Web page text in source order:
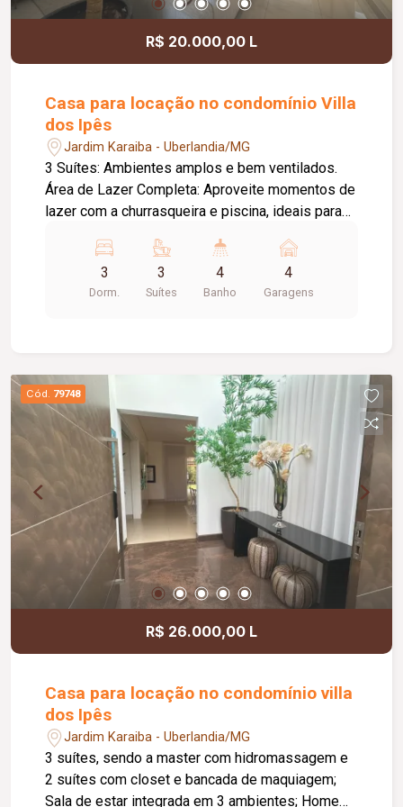
R$ 20.000,00 L
Casa para locação no condomínio Villa
dos Ipês
Jardim Karaiba - Uberlandia/MG
3 Suítes: Ambientes amplos e bem ventilados.
Área de Lazer Completa: Aproveite momentos de
lazer com a churrasqueira e piscina, ideais para
Cinema: Um espaço dedicado ao entretenimento,
perfeito para assistir a filmes com todo o
conforto. Sala de Estar em 2 Ambientes: Um
e espaço para preparo de suas refeições.
Lavanderia, Despensa, banheiro e Área de
Serviço: Práticas e bem localizadas, para facilitar
o seu dia a dia. Garagem: 4 vagas, sendo 2
cobertas, garantindo segurança e praticidade.
3
Dorm.
3
Suítes
4
Banho
4
Garagens
Cód. 79748
R$ 26.000,00 L
Casa para locação no condomínio villa
dos Ipês
Jardim Karaiba - Uberlandia/MG
3 suítes, sendo a master com hidromassagem e
2 suítes com closet e bancada de maquiagem;
Sala de estar integrada em 3 ambientes; Home